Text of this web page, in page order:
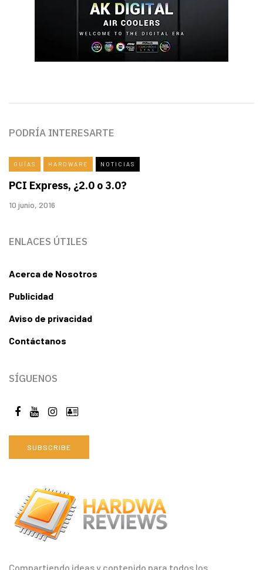
Compartiendo ideas y contenido para todos los
PODRÍA INTERESARTE
GUÍAS HARDWARE NOTICIAS
PCI Express, ¿2.0 o 3.0?
10 junio, 2016
ENLACES ÚTILES
Acerca de Nosotros
Publicidad
Aviso de privacidad
Contáctanos
SÍGUENOS
SUBSCRIBE